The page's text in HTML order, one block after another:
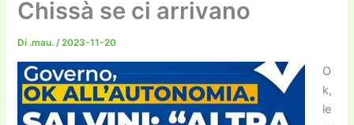
Chissà se ci arrivano
Di .mau./2023-11-20
O
k,
le